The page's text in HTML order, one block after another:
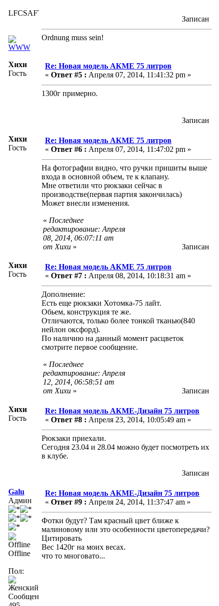
LFCSAFTD
Записан
Ordnung muss sein!
Хихи
Гость
Re: Новая модель АКМЕ 75 литров
« Ответ #5 : Апреля 07, 2014, 11:41:32 pm »
1300г примерно.
Записан
Хихи
Гость
Re: Новая модель АКМЕ 75 литров
« Ответ #6 : Апреля 07, 2014, 11:47:02 pm »
На фотографии видно, что ручки пришиты выше
входа в основной объем, те к клапану.
Мне ответили что рюкзаки сейчас в
производстве(первая партия закончилась)
Может внесли изменения.
« Последнее
редактирование: Апреля
08, 2014, 06:07:11 am
от Хихи » Записан
Хихи
Гость
Re: Новая модель АКМЕ 75 литров
« Ответ #7 : Апреля 08, 2014, 10:18:31 am »
Дополнение:
Есть еще рюкзаки Хотомка-75 лайт.
Обьем, конструкция те же.
Отличаются, только более тонкой тканью(840
нейлон оксфорд).
По наличию на данный момент расцветок
смотрите первое сообщение.
« Последнее
редактирование: Апреля
12, 2014, 06:58:51 am
от Хихи » Записан
Хихи
Гость
Re: Новая модель АКМЕ-Дизайн 75 литров
« Ответ #8 : Апреля 23, 2014, 10:05:49 am »
Рюкзаки приехали.
Сегодня 23.04 и 28.04 можно будет посмотреть их
в клубе.
Записан
Galu
Админ
Offline
Пол:
Сообщений:
Re: Новая модель АКМЕ-Дизайн 75 литров
« Ответ #9 : Апреля 24, 2014, 11:37:47 am »
Фотки будут? Там красный цвет ближе к
малиновому или это особенности цветопередачи?
Цитировать
Вес 1420г на моих весах.
что то многовато...